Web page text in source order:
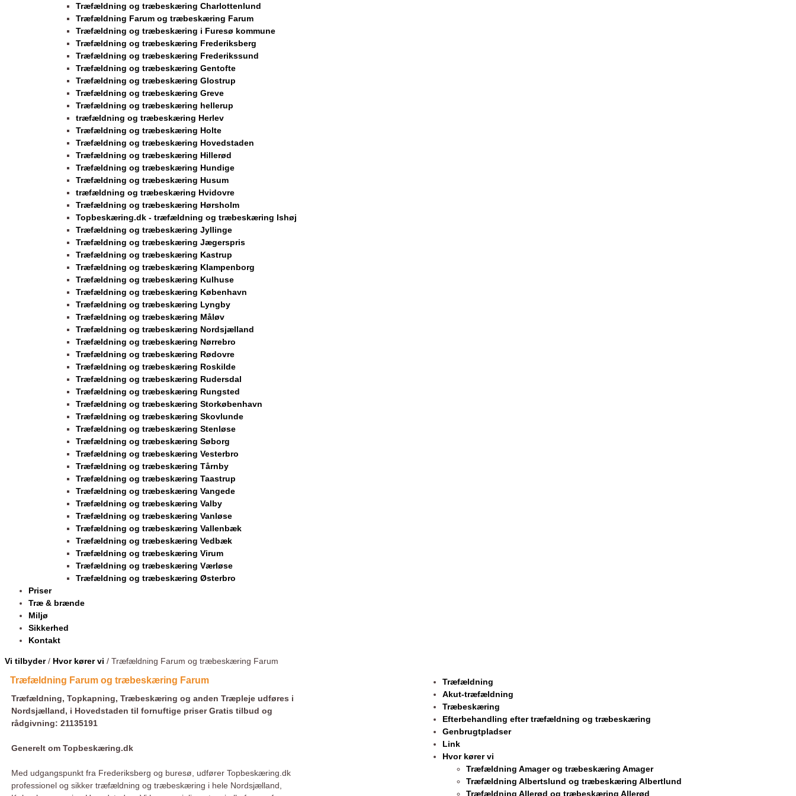
Træfældning og træbeskæring Charlottenlund
Træfældning Farum og træbeskæring Farum
Træfældning og træbeskæring i Furesø kommune
Træfældning og træbeskæring Frederiksberg
Træfældning og træbeskæring Frederikssund
Træfældning og træbeskæring Gentofte
Træfældning og træbeskæring Glostrup
Træfældning og træbeskæring Greve
Træfældning og træbeskæring hellerup
træfældning og træbeskæring Herlev
Træfældning og træbeskæring Holte
Træfældning og træbeskæring Hovedstaden
Træfældning og træbeskæring Hillerød
Træfældning og træbeskæring Hundige
Træfældning og træbeskæring Husum
træfældning og træbeskæring Hvidovre
Træfældning og træbeskæring Hørsholm
Topbeskæring.dk - træfældning og træbeskæring Ishøj
Træfældning og træbeskæring Jyllinge
Træfældning og træbeskæring Jægerspris
Træfældning og træbeskæring Kastrup
Træfældning og træbeskæring Klampenborg
Træfældning og træbeskæring Kulhuse
Træfældning og træbeskæring København
Træfældning og træbeskæring Lyngby
Træfældning og træbeskæring Måløv
Træfældning og træbeskæring Nordsjælland
Træfældning og træbeskæring Nørrebro
Træfældning og træbeskæring Rødovre
Træfældning og træbeskæring Roskilde
Træfældning og træbeskæring Rudersdal
Træfældning og træbeskæring Rungsted
Træfældning og træbeskæring Storkøbenhavn
Træfældning og træbeskæring Skovlunde
Træfældning og træbeskæring Stenløse
Træfældning og træbeskæring Søborg
Træfældning og træbeskæring Vesterbro
Træfældning og træbeskæring Tårnby
Træfældning og træbeskæring Taastrup
Træfældning og træbeskæring Vangede
Træfældning og træbeskæring Valby
Træfældning og træbeskæring Vanløse
Træfældning og træbeskæring Vallenbæk
Træfældning og træbeskæring Vedbæk
Træfældning og træbeskæring Virum
Træfældning og træbeskæring Værløse
Træfældning og træbeskæring Østerbro
Priser
Træ & brænde
Miljø
Sikkerhed
Kontakt
Vi tilbyder/ Hvor kører vi / Træfældning Farum og træbeskæring Farum
Træfældning Farum og træbeskæring Farum
Træfældning, Topkapning, Træbeskæring og anden Træpleje udføres i
Nordsjælland, i Hovedstaden til fornuftige priser Gratis tilbud og
rådgivning: 21135191
Generelt om Topbeskæring.dk
Med udgangspunkt fra Frederiksberg og buresø, udfører Topbeskæring.dk
professionel og sikker træfældning og træbeskæring i hele Nordsjælland,
Træfældning
Akut-træfældning
Træbeskæring
Efterbehandling efter træfældning og træbeskæring
Genbrugtpladser
Link
Hvor kører vi
Træfældning Amager og træbeskæring Amager
Træfældning Albertslund og træbeskæring Albertlund
Træfældning Allerød og træbeskæring Allerød